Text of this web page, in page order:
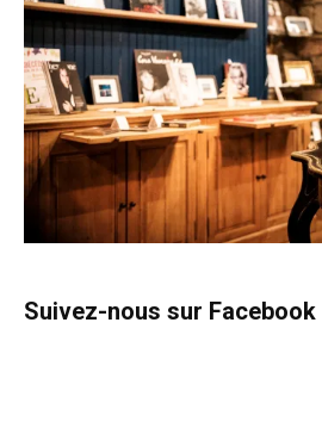
Suivez-nous sur Facebook